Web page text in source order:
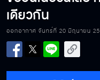
เดียวกัน
ออกอากาศ จันทร์ที่ 20 มิถุนายน